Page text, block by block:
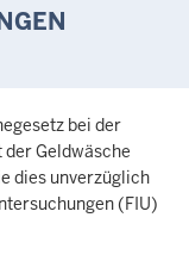
bei der
Geldwäsche
dies unverzüglich
(FIU)